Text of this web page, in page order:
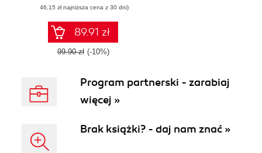
(46,15 zł najniższa cena z 30 dni)
89.91 zł
99.90 zł (-10%)
Program partnerski - zarabiaj
więcej »
Brak książki? - daj nam znać »